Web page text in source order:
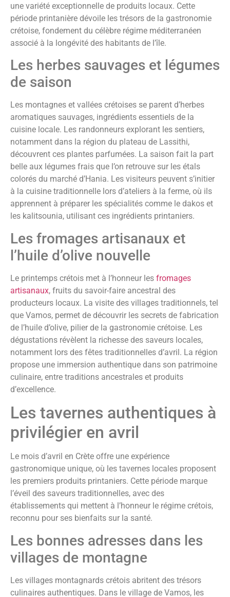
une variété exceptionnelle de produits locaux. Cette
période printanière dévoile les trésors de la gastronomie
crétoise, fondement du célèbre régime méditerranéen
associé à la longévité des habitants de l’île.
Les herbes sauvages et légumes
de saison
Les montagnes et vallées crétoises se parent d’herbes
aromatiques sauvages, ingrédients essentiels de la
cuisine locale. Les randonneurs explorant les sentiers,
notamment dans la région du plateau de Lassithi,
découvrent ces plantes parfumées. La saison fait la part
belle aux légumes frais que l’on retrouve sur les étals
colorés du marché d’Hania. Les visiteurs peuvent s’initier
à la cuisine traditionnelle lors d’ateliers à la ferme, où ils
apprennent à préparer les spécialités comme le dakos et
les kalitsounia, utilisant ces ingrédients printaniers.
Les fromages artisanaux et
l’huile d’olive nouvelle
Le printemps crétois met à l’honneur les fromages
artisanaux, fruits du savoir-faire ancestral des
producteurs locaux. La visite des villages traditionnels, tel
que Vamos, permet de découvrir les secrets de fabrication
de l’huile d’olive, pilier de la gastronomie crétoise. Les
dégustations révèlent la richesse des saveurs locales,
notamment lors des fêtes traditionnelles d’avril. La région
propose une immersion authentique dans son patrimoine
culinaire, entre traditions ancestrales et produits
d’excellence.
Les tavernes authentiques à
privilégier en avril
Le mois d’avril en Crète offre une expérience
gastronomique unique, où les tavernes locales proposent
les premiers produits printaniers. Cette période marque
l’éveil des saveurs traditionnelles, avec des
établissements qui mettent à l’honneur le régime crétois,
reconnu pour ses bienfaits sur la santé.
Les bonnes adresses dans les
villages de montagne
Les villages montagnards crétois abritent des trésors
culinaires authentiques. Dans le village de Vamos, les